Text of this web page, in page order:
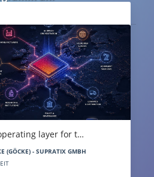
layer for t…
(GÖCKE) - SUPRATIX GMBH